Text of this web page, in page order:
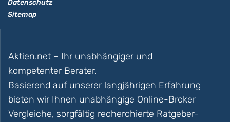
Datenschutz
Sitemap
Aktien.net – Ihr unabhängiger und
kompetenter Berater.
Basierend auf unserer langjährigen Erfahrung
bieten wir Ihnen unabhängige Online-Broker
Vergleiche, sorgfältig recherchierte Ratgeber-